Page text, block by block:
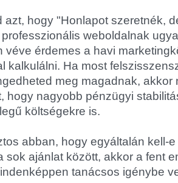
azt, hogy "Honlapot szeretnék,
weboldalnak
véve érdemes a havi
kalkulálni. Ha most
meg magadnak, akkor
hogy nagyobb pénzügyi
költségekre is.
abban, hogy egyáltalán kell-
sok ajánlat között, akkor a fent
tanácsos igénybe